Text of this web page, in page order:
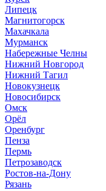
Липецк
Магнитогорск
Махачкала
Мурманск
Набережные Челны
Нижний Новгород
Нижний Тагил
Новокузнецк
Новосибирск
Омск
Орёл
Оренбург
Пенза
Пермь
Петрозаводск
Ростов-на-Дону
Рязань